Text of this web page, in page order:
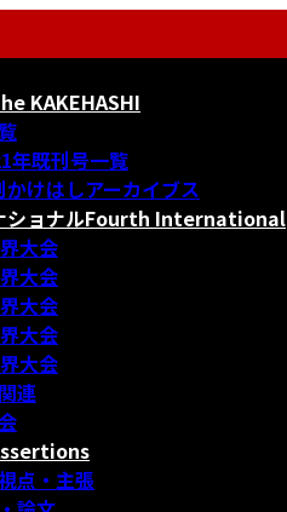
KAKEHASHI
年既刊号一覧
かけはしアーカイブス
ショナルFourth International
大会
大会
大会
大会
大会
連
点・主張